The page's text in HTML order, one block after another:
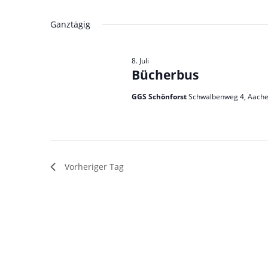
Schlüsselwort.
Ganztägig
Bücherbus
8. Juli
GGS SchönforstSchwalbenweg 4,
Vorheriger Tag